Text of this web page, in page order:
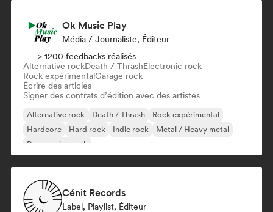
Ok Music Play
Média / Journaliste, Éditeur
> 1200 feedbacks réalisés
Alternative rockDeath / ThrashElectronic rock
Rock expérimentalGarage rock
Écrire des articles
Signer des contrats d’édition avec des artistes
Alternative rock Death / Thrash
Rock expérimental
Hardcore
Hard rock Indie rock
Metal / Heavy metal
Progressive rock
Cénit Records
Label, Playlist, Éditeur